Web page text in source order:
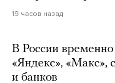
19 часов назад
В России временно
«Яндекс», «Макс»,
и банков